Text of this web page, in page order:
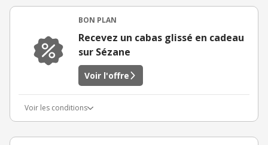
BON PLAN
Recevez un cabas glissé en cadeau
sur Sézane
Voir l'offre
Voir les conditions